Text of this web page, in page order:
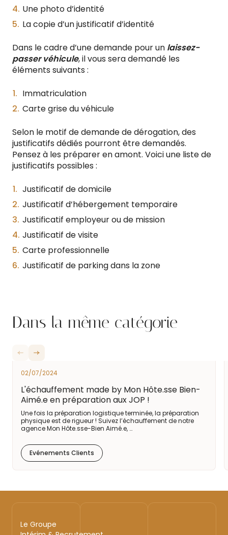
Une photo d’identité
La copie d’un justificatif d’identité
Dans le cadre d’une demande pour un laissez-
passer véhicule, il vous sera demandé les
éléments suivants :
Immatriculation
Carte grise du véhicule
Selon le motif de demande de dérogation, des
justificatifs dédiés pourront être demandés.
Pensez à les préparer en amont. Voici une liste de
justificatifs possibles :
Justificatif de domicile
Justificatif d’hébergement temporaire
Justificatif employeur ou de mission
Justificatif de visite
Carte professionnelle
Justificatif de parking dans la zone
Dans la même catégorie
02/07/2024
L'échauffement made by Mon Hôte.sse Bien-
Aimé.e en préparation aux JOP !
Une fois la préparation logistique terminée, la préparation
physique est de rigueur ! Suivez l’échauffement de notre
agence Mon Hôte.sse-Bien Aimé.e, …
Evénements Clients
Le Groupe